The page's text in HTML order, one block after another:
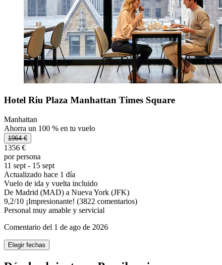
Hotel Riu Plaza Manhattan Times Square
Manhattan
Ahorra un 100 % en tu vuelo
1964 €
1356 €
por persona
11 sept - 15 sept
Actualizado hace 1 día
Vuelo de ida y vuelta incluido
De Madrid (MAD) a Nueva York (JFK)
9,2/10 ¡Impresionante! (3822 comentarios)
Personal muy amable y servicial
Comentario del 1 de ago de 2026
Elegir fechas